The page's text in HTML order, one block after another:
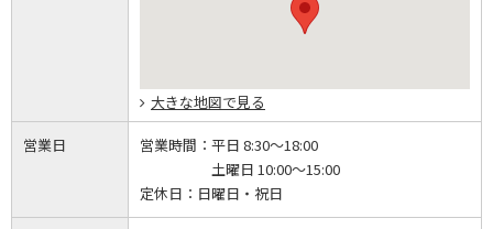
大きな地図で見る
営業日 営業時間： 平日 8:30～18:00
土曜日 10:00～15:00
定休日： 日曜日・祝日